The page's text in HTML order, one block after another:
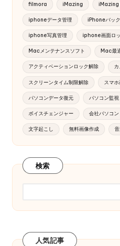
filmora iMazing iMazing
iphoneデータ管理 iPhoneバッ
iphone写真管理 iphone画面ロ
Macメンテナンスソフト Mac最
アクティベーションロック解除
スクリーンタイム制限解除 スマ
パソコンデータ復元 パソコン監視
ボイスチェンジャー 会社パソコン
文字起こし 無料画像作成
検索
人気記事